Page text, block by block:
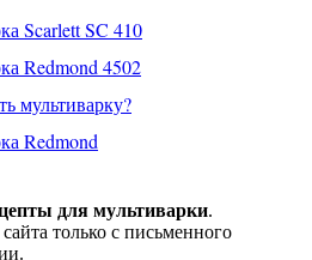
Scarlett SC 410
Redmond 4502
мультиварку?
Redmond
для мультиварки.
только с письменного